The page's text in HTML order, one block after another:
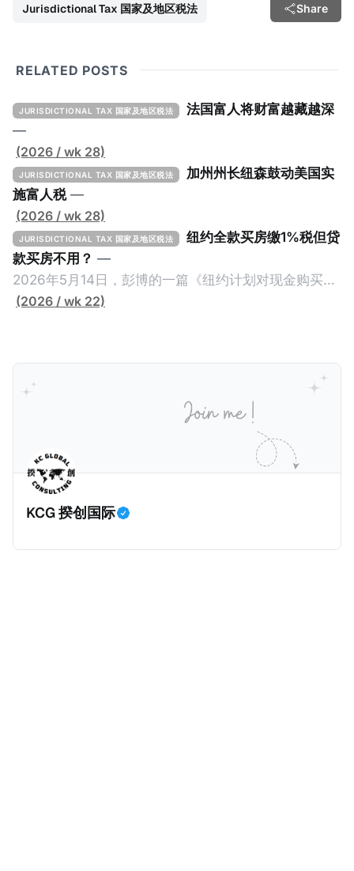
Jurisdictional Tax 国家及地区税法 Share
RELATED POSTS
JURISDICTIONAL TAX 国家及地区税法
法国富人将财富越藏越深
—
(2026 / wk 28)
JURISDICTIONAL TAX 国家及地区税法
加州州长纽森鼓动美国实
施富人税 —
(2026 / wk 28)
JURISDICTIONAL TAX 国家及地区税法
纽约全款买房缴1%税但贷
款买房不用？ —
2026年5月14日，彭博的一篇《纽约计划对现金购买的
100万美元以上房产征税》（New York Plans Tax on
元且全款购房征收新税，而且未来扩展至纽约州所有售
价超过100万美元的现金购房，包括郊区和北部地区的
房产。新税将为购房价格的1%，由买方支付。纽约市的
这项税收预计就能筹集1.6亿美元，用于填补该市的预算
缺口。 根据非营利组织纽约市社区中心汇编的数据，
2025年上半年纽约市近1.8万笔交易中，全款交易占了
60%以上。报告发现，在曼哈顿，2025年1月至6月期
间，超过300万美元的房产交易中，90%都是全款交易
(2026 / wk 22)
KCG 揆创国际